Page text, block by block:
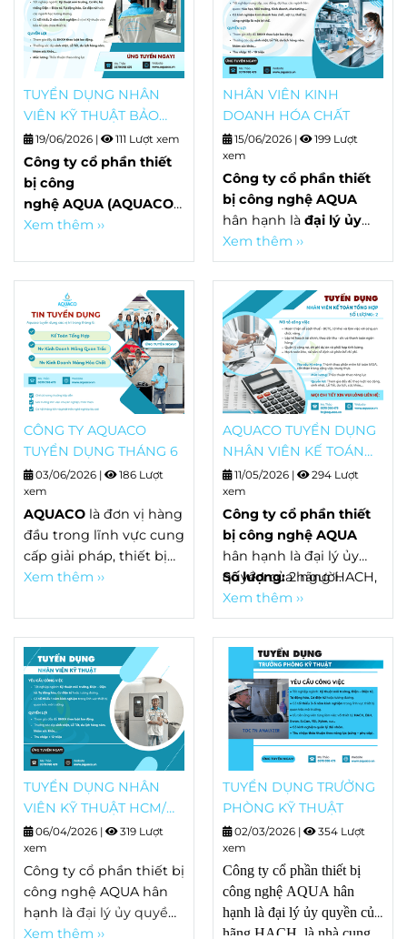
TUYỂN DỤNG NHÂN
VIÊN KỸ THUẬT BẢO
TRÌ, BẢO DƯỠNG THIẾT
BỊ
19/06/2026 | 111 Lượt xem
Công ty cổ phần thiết
bị công
nghệ AQUA (AQUACO)hân
hạnh làđại lý ủy quyền
cung cấp thiết bị quan
trắc nước hàng đầu thế
giới. AQUACO chuyên
cung cấp giải pháp hệ
thống quan trắc tự
động liên tục, thiết bị
đo đạc, hóa chất phòng
thí ngiệm, hiện trường.
Hiện tại, do nhu cầu mở
rộng quy mô doanh
nghiệp, chúng tôi cần
tuyển dụng vị trí nhân
viên kĩ thuật công trình.
(Tại khu vực HCM)
Xem thêm ››
NHÂN VIÊN KINH
DOANH HÓA CHẤT
15/06/2026 |
199 Lượt
xem
Công ty cổ phần thiết
bị công nghệ AQUA
hân hạnh là đại lý ủy
quyền của hãng HACH
là nhà cung cấp thiết bị
quan trắc nước hàng
đầu thế giới. AQUA
chuyên cung cấp giải
pháp hệ thống quan
trắc tự động liên tục,
các thiết bị đo đạc, hóa
chất phòng thí ngiệm,
hiện trường. Hiện tại,
do nhu cầu mở rộng
quy mô doanh
nghiệp,
tuyển dụng NHÂN
VIÊN KINH DOANH
HÓA CHẤT
Xem thêm ››
CÔNG TY AQUACO
TUYỂN DỤNG THÁNG 6
03/06/2026 |
186 Lượt
xem
AQUACO là đơn vị hàng
đầu trong lĩnh vực cung
cấp giải pháp, thiết bị
và dịch vụ quan trắc
Chúng tôi hân hạnh là
đại lý ủy quyền của
hãng HACH tại Việt
Nam. Để đáp ứng tốc
độ phát triển và mở
rộng các dự án mới,
chúng tôi tìm kiếm
những cộng sự tài
năng, nhiệt huyết đồng
hành cùng ngôi nhà
chung AQUACO tại các
vị trí sau:
Xem thêm ››
AQUACO TUYỂN DỤNG
NHÂN VIÊN KẾ TOÁN
TỔNG HỢP
11/05/2026 |
294 Lượt
xem
Công ty cổ phần thiết
bị công nghệ AQUA
hân hạnh là đại lý ủy
quyền của hãng HACH,
là nhà cung cấp thiết bị
quan trắc nước hàng
đầu thế giới. AQUA
chuyên cung cấp giải
pháp hệ thống quan
trắc tự động liên tục,
thiết bị đo đạc, hóa chất
phòng thí ngiệm, hiện
trường. Hiện
tại, AQUACO cần tuyển
dụng vị trí KẾ TOÁN
TỔNG HỢP,
Số lượng:2 người.
Xem thêm ››
TUYỂN DỤNG NHÂN
VIÊN KỸ THUẬT HCM/
MIỀN TRUNG/ MIỀN
BẮC
06/04/2026 |
319 Lượt
xem
Công ty cổ phần thiết bị
công nghệ AQUA hân
hạnh là đại lý ủy quyền
của hãng HACH
Xem thêm ››
TUYỂN DỤNG TRƯỞNG
PHÒNG KỸ THUẬT
02/03/2026 |
354 Lượt
xem
Công ty cổ phần thiết bị
công nghệ AQUA hân
hạnh là đại lý ủy quyền của
hãng HACH, là nhà cung